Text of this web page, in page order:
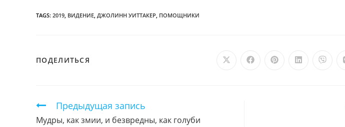
TAGS: 2019 ВИДЕНИЕ ДЖОЛИНН УИТТАКЕР ПОМОЩНИКИ
ПОДЕЛИТЬСЯ Открывается
Открывается
Открывается
Продолжить
чтение
Предыдущая запись
Мудры, как змии, и безвредны, как голуби